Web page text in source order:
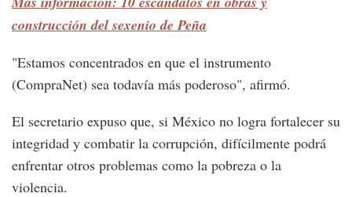
construcción del sexenio de Peña
"Estamos concentrados en que el instrumento
(CompraNet) sea todavía más poderoso", afirmó.
El secretario expuso que, si México no logra fortalecer su
integridad y combatir la corrupción, difícilmente podrá
enfrentar otros problemas como la pobreza o la
violencia.